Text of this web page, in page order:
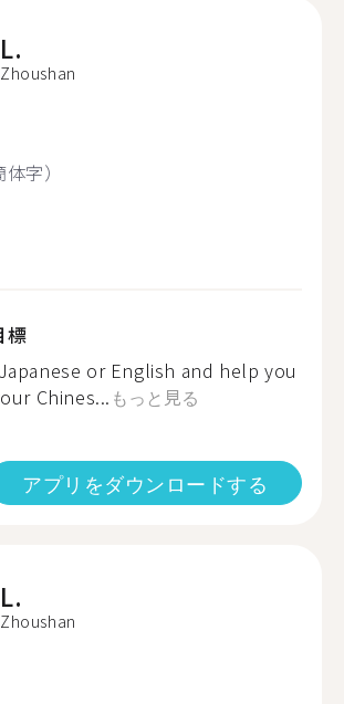
L.
Zhoushan
字）
標
or English and help you
Chines... もっと見る
アプリをダウンロードする
L.
Zhoushan